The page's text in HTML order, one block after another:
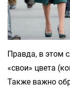
Правда, в этом
«свои» цвета
Также важно